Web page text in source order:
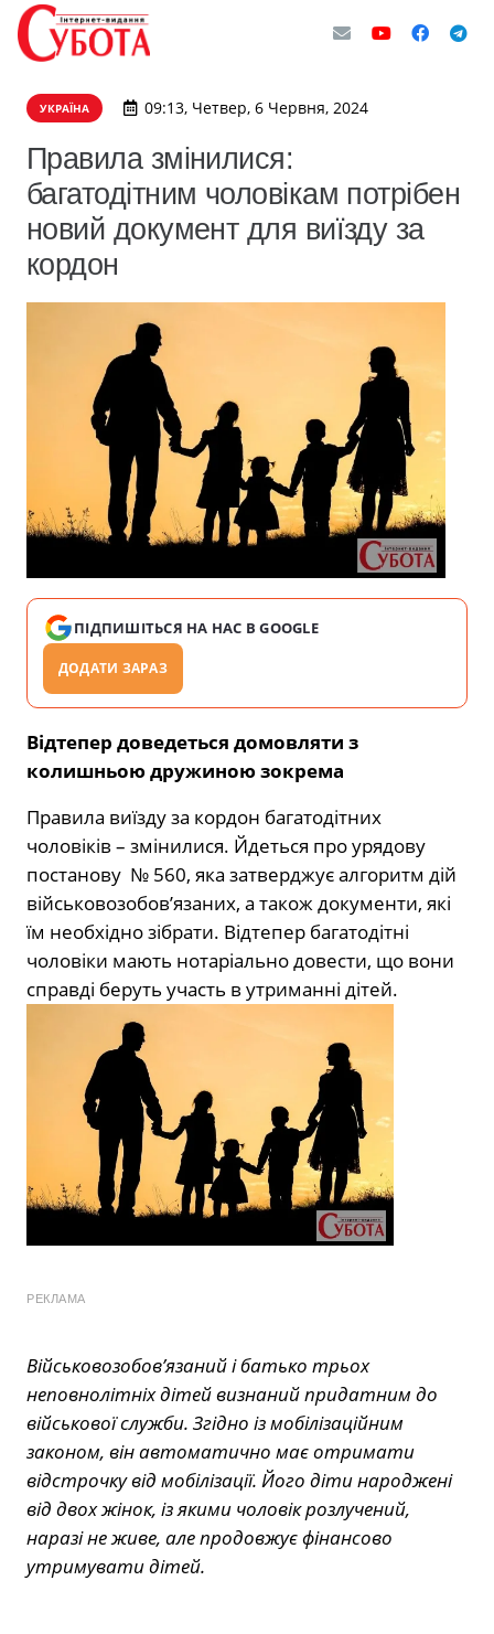
УКРАЇНА 09:13, Четвер, 6 Червня, 2024
Правила змінилися:
багатодітним чоловікам потрібен
новий документ для виїзду за
кордон
ПІДПИШІТЬСЯ НА НАС В GOOGLE
ДОДАТИ ЗАРАЗ
Відтепер доведеться домовляти з
колишньою дружиною зокрема
Правила виїзду за кордон багатодітних
чоловіків – змінилися. Йдеться про урядову
постанову № 560, яка затверджує алгоритм дій
військовозобов’язаних, а також документи, які
їм необхідно зібрати. Відтепер багатодітні
чоловіки мають нотаріально довести, що вони
справді беруть участь в утриманні дітей.
РЕКЛАМА
Військовозобов’язаний і батько трьох
неповнолітніх дітей визнаний придатним до
військової служби. Згідно із мобілізаційним
законом, він автоматично має отримати
відстрочку від мобілізації. Його діти народжені
від двох жінок, із якими чоловік розлучений,
наразі не живе, але продовжує фінансово
утримувати дітей.